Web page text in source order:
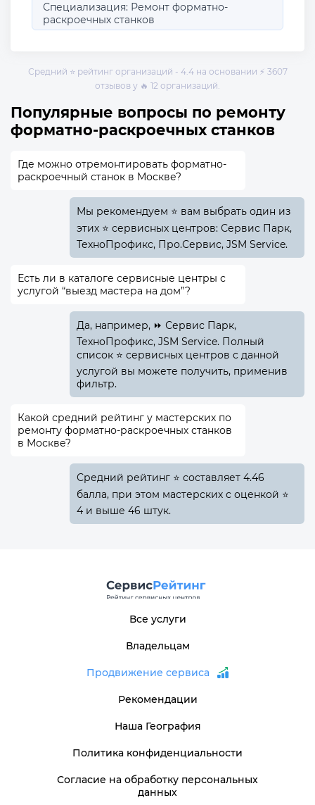
Специализация: Ремонт форматно-
раскроечных станков
Средний ⭐ рейтинг организаций - 4.4 на основании ⚡ 3607
отзывов у 🔥 12 организаций.
Популярные вопросы по ремонту
форматно-раскроечных станков
Где можно отремонтировать форматно-
раскроечный станок в Москве?
Мы рекомендуем ⭐ вам выбрать один из
этих ⭐ сервисных центров: Сервис Парк,
ТехноПрофикс, Про.Сервис, JSM Service.
Есть ли в каталоге сервисные центры с
услугой “выезд мастера на дом”?
Да, например, ⏩ Сервис Парк,
ТехноПрофикс, JSM Service. Полный
список ⭐ сервисных центров с данной
услугой вы можете получить, применив
фильтр.
Какой средний рейтинг у мастерских по
ремонту форматно-раскроечных станков
в Москве?
Средний рейтинг ⭐ составляет 4.46
балла, при этом мастерских с оценкой ⭐
4 и выше 46 штук.
Все услуги
Владельцам
Продвижение сервиса
Рекомендации
Наша География
Политика конфиденциальности
Согласие на обработку персональных
данных